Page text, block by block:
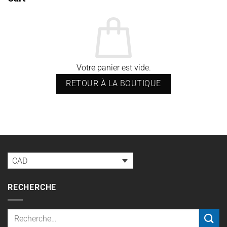
Votre panier est vide.
RETOUR À LA BOUTIQUE
CAD
RECHERCHE
Recherche